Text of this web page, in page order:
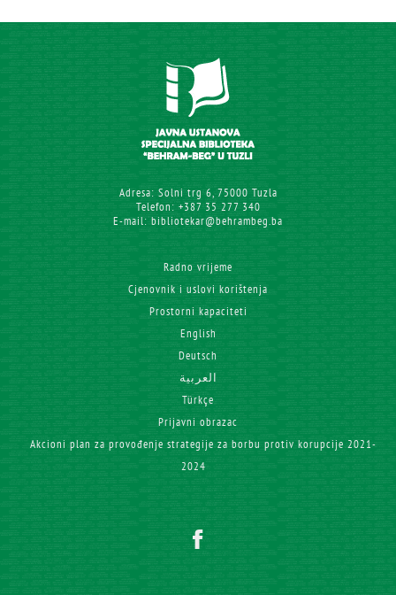
Adresa: Solni trg 6, 75000 Tuzla
Telefon: +387 35 277 340
E-mail: bibliotekar@behrambeg.ba
Radno vrijeme
Cjenovnik i uslovi korištenja
Prostorni kapaciteti
English
Deutsch
العربية
Türkçe
Prijavni obrazac
Akcioni plan za provođenje strategije za borbu protiv korupcije 2021-
2024